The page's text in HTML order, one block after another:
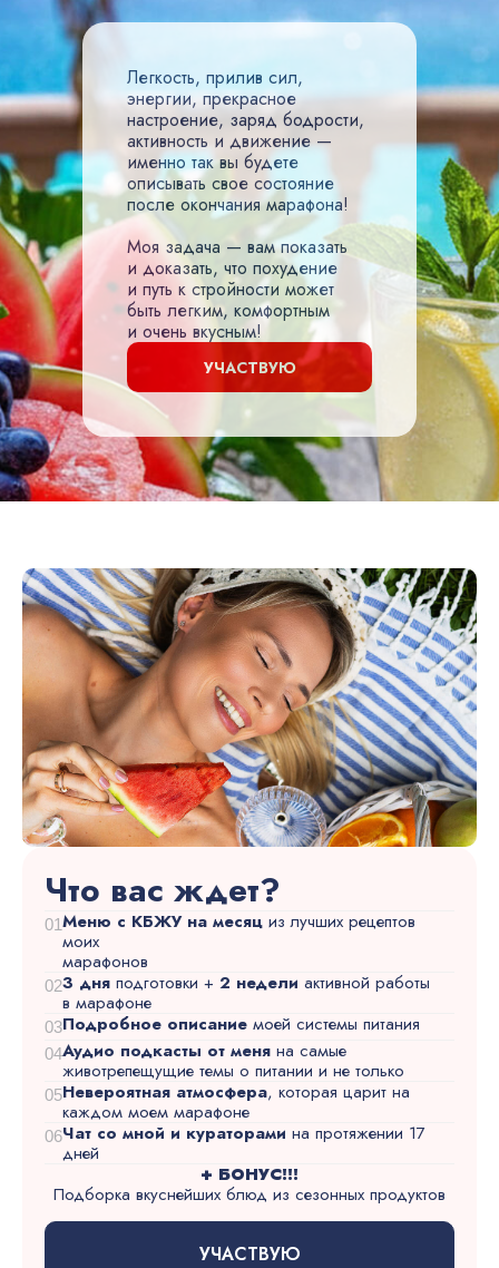
Легкость, прилив сил,
энергии, прекрасное
настроение, заряд бодрости,
активность и движение —
именно так вы будете
описывать свое состояние
после окончания марафона!
Моя задача — вам показать
и доказать, что похудение
и путь к стройности может
быть легким, комфортным
и очень вкусным!
УЧАСТВУЮ
Что вас ждет?
Меню с КБЖУ на месяц из лучших рецептов
моих
марафонов
01
3 дня подготовки + 2 недели активной работы
в марафоне
02
Подробное описание моей системы питания
03
Аудио подкасты от меня на самые
животрепещущие темы о питании и не только
04
Невероятная атмосфера, которая царит на
каждом моем марафоне
05
Чат со мной и кураторами на протяжении 17
дней
06
+ БОНУС!!!
Подборка вкуснейших блюд из сезонных продуктов
УЧАСТВУЮ